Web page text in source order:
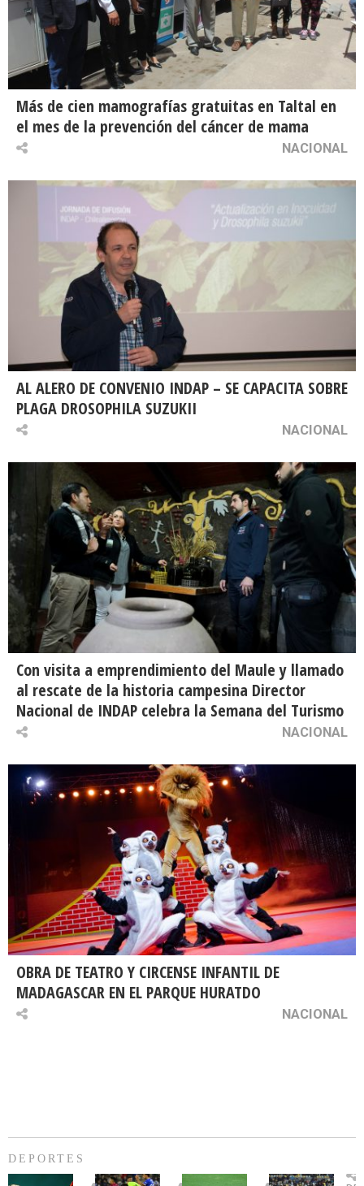
Más de cien mamografías gratuitas en Taltal en
el mes de la prevención del cáncer de mama
NACIONAL
AL ALERO DE CONVENIO INDAP – SE CAPACITA SOBRE
PLAGA DROSOPHILA SUZUKII
NACIONAL
Con visita a emprendimiento del Maule y llamado
al rescate de la historia campesina Director
Nacional de INDAP celebra la Semana del Turismo
NACIONAL
OBRA DE TEATRO Y CIRCENSE INFANTIL DE
MADAGASCAR EN EL PARQUE HURATDO
NACIONAL
DEPORTES